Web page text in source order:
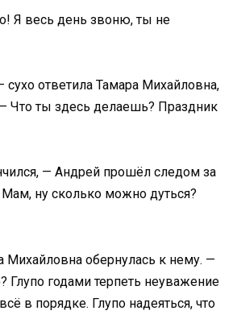
Я весь день звоню, ты не
сухо ответила Тамара Михайловна,
Что ты здесь делаешь? Праздник
— Андрей прошёл следом за
ну сколько можно дуться?
Михайловна обернулась к нему. —
Глупо годами терпеть неуважение
в порядке. Глупо надеяться, что